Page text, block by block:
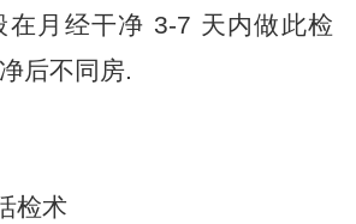
在月经干净 3-7 天内做此检
后不同房.
检术